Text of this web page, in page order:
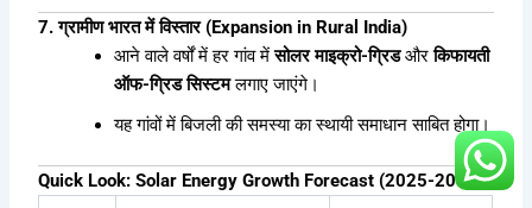
7. ग्रामीण भारत में विस्तार (Expansion in Rural India)
आने वाले वर्षों में हर गांव मेंसोलर माइक्रो-ग्रिडऔरकिफायती
ऑफ-ग्रिड सिस्टमलगाए जाएंगे।
यह गांवों में बिजली की समस्या का स्थायी समाधान साबित होगा।
Quick Look: Solar Energy Growth Forecast (2025-2030)